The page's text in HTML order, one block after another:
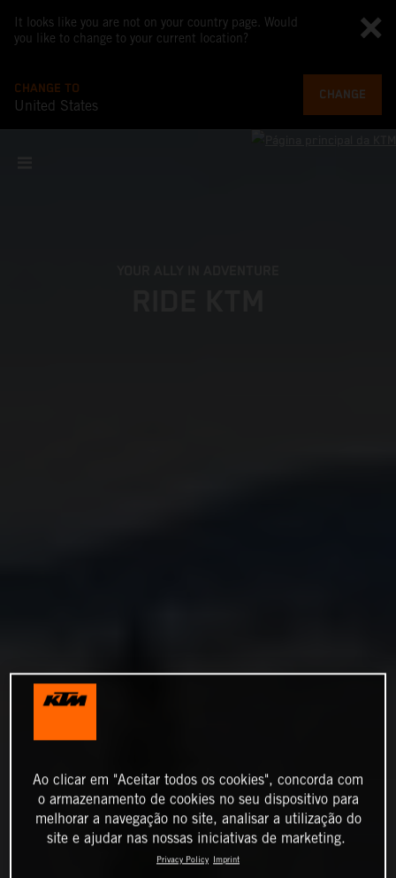
It looks like you are not on your country page. Would
you like to change to your current location?
CHANGE TO
United States
CHANGE
Ao clicar em "Aceitar todos os cookies", concorda com
o armazenamento de cookies no seu dispositivo para
melhorar a navegação no site, analisar a utilização do
site e ajudar nas nossas iniciativas de marketing.
Privacy Policy Imprint